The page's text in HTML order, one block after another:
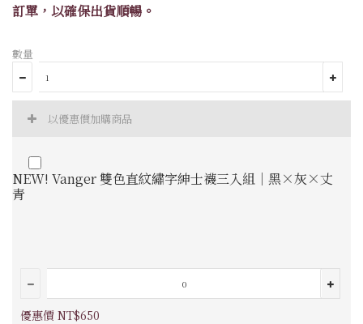
訂單，以確保出貨順暢。
數量
以優惠價加購商品
NEW! Vanger 雙色直紋繡字紳士襪三入組｜黑×灰×丈
青
優惠價 NT$650